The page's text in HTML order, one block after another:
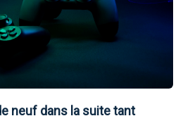
neuf dans la suite tant